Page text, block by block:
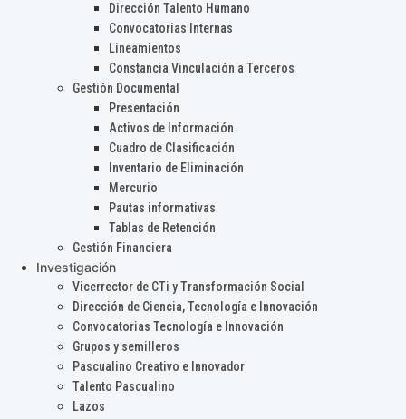
Dirección Talento Humano
Convocatorias Internas
Lineamientos
Constancia Vinculación a Terceros
Gestión Documental
Presentación
Activos de Información
Cuadro de Clasificación
Inventario de Eliminación
Mercurio
Pautas informativas
Tablas de Retención
Gestión Financiera
Investigación
Vicerrector de CTi y Transformación Social
Dirección de Ciencia, Tecnología e Innovación
Convocatorias Tecnología e Innovación
Grupos y semilleros
Pascualino Creativo e Innovador
Talento Pascualino
Lazos